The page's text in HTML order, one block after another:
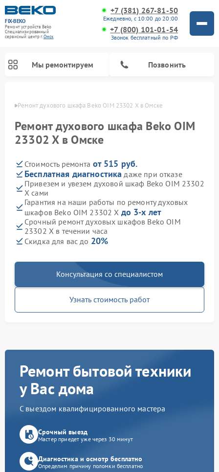
FIX-BEKO
Ремонт устройств Beko
Специализированный
cервисный центр г.Омск
+7 (381) 267-81-50
Ежедневно, с 10:00 до 20:00
+7 (800) 101-01-54
Звонок бесплатный по РФ
Мы ремонтируем Позвонить
Ремонт духового шкафа Beko OIM 23302 X в Омске
Ремонт духового шкафа Beko OIM
23302 X в Омске
Стоимость ремонта от 515 руб.
Бесплатная диагностика даже при отказе
Привезем и увезем духовой шкаф Beko OIM 23302
X сами
Гарантия на наши работы по ремонту духовых
шкафов Beko OIM 23302 X до 3-х лет
Срочный ремонт духовых шкафов Beko OIM
23302 X в течении часа
Скидка для вас до 20%
Консультация со специалистом
Узнать стоимость работ
Ремонт бытовой техники
у Вас дома
С выездом квалифицированного мастера
Срочный выезд
Мастер приедет уже через 30 минут
Диагностика и осмотр бесплатно
Определим причину поломки бесплатно